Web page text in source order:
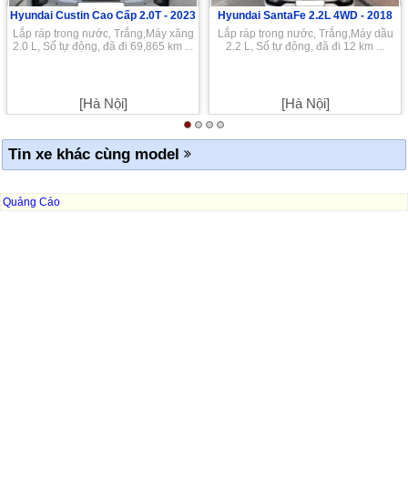
Hyundai Custin Cao Cấp 2.0T - 2023
Lắp ráp trong nước, Trắng,Máy xăng
2.0 L, Số tự động, đã đi 69,865 km ...
[Hà Nội]
Hyundai SantaFe 2.2L 4WD - 2018
Lắp ráp trong nước, Trắng,Máy dầu
2.2 L, Số tự động, đã đi 12 km ...
[Hà Nội]
Tin xe khác cùng model
Quảng Cáo